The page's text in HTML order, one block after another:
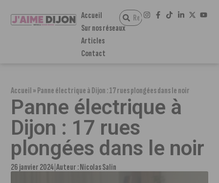
Accueil
Sur nos réseaux
Articles
Contact
Accueil»Panne électrique à Dijon : 17 rues plongées dans le noir
Panne électrique à
Dijon : 17 rues
plongées dans le noir
26 janvier 2024 Auteur :Nicolas Salin